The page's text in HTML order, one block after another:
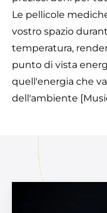
Le pellicole
vostro spazio
temperatura,
punto di vista
quell'energia che
dell'ambiente